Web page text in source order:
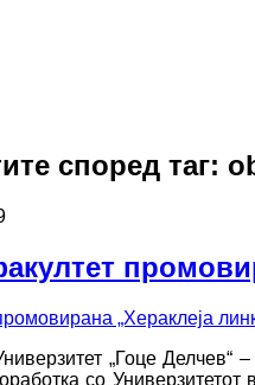
според таг:
„Гоце
со